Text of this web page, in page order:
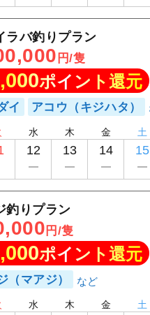
ラバ釣りプラン
円/隻
ポイント還元
イ アコウ（キジハタ）
水
12
木
13
金
14
土
15
釣りプラン
円/隻
ポイント還元
（マアジ）
水 木 金 土